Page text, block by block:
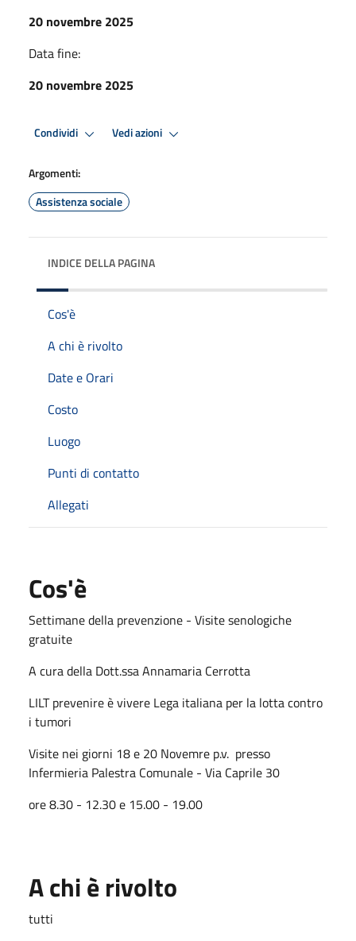
20 novembre 2025
Data fine:
20 novembre 2025
Condividi Vedi azioni
Argomenti:
Assistenza sociale
INDICE DELLA PAGINA
Cos'è
A chi è rivolto
Date e Orari
Costo
Luogo
Punti di contatto
Allegati
Cos'è
Settimane della prevenzione - Visite senologiche
gratuite
A cura della Dott.ssa Annamaria Cerrotta
LILT prevenire è vivere Lega italiana per la lotta contro
i tumori
Visite nei giorni 18 e 20 Novemre p.v. presso
Infermieria Palestra Comunale - Via Caprile 30
ore 8.30 - 12.30 e 15.00 - 19.00
A chi è rivolto
tutti